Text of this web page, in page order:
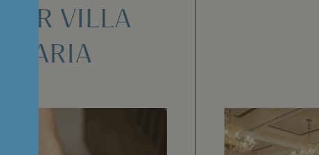
DER VILLA
BAVARIA